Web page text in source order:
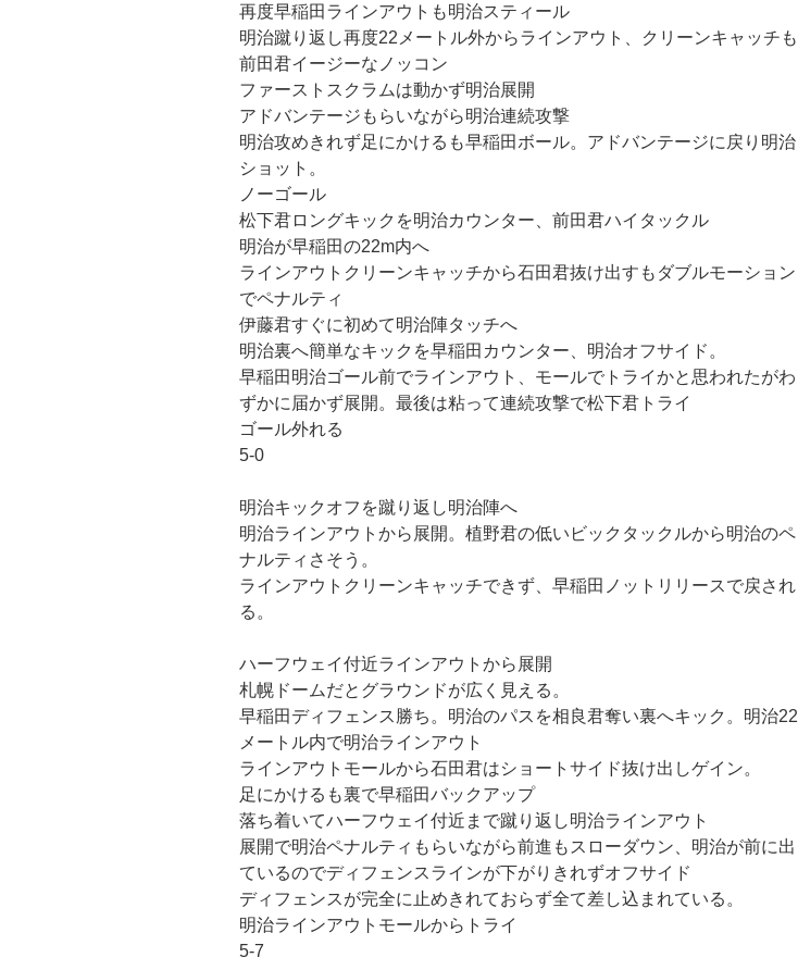
再度早稲田ラインアウトも明治スティール
明治蹴り返し再度22メートル外からラインアウト、クリーンキャッチも
前田君イージーなノッコン
ファーストスクラムは動かず明治展開
アドバンテージもらいながら明治連続攻撃
明治攻めきれず足にかけるも早稲田ボール。アドバンテージに戻り明治
ショット。
ノーゴール
松下君ロングキックを明治カウンター、前田君ハイタックル
明治が早稲田の22m内へ
ラインアウトクリーンキャッチから石田君抜け出すもダブルモーション
でペナルティ
伊藤君すぐに初めて明治陣タッチへ
明治裏へ簡単なキックを早稲田カウンター、明治オフサイド。
早稲田明治ゴール前でラインアウト、モールでトライかと思われたがわ
ずかに届かず展開。最後は粘って連続攻撃で松下君トライ
ゴール外れる
5-0
明治キックオフを蹴り返し明治陣へ
明治ラインアウトから展開。植野君の低いビックタックルから明治のペ
ナルティさそう。
ラインアウトクリーンキャッチできず、早稲田ノットリリースで戻され
る。
ハーフウェイ付近ラインアウトから展開
札幌ドームだとグラウンドが広く見える。
早稲田ディフェンス勝ち。明治のパスを相良君奪い裏へキック。明治22
メートル内で明治ラインアウト
ラインアウトモールから石田君はショートサイド抜け出しゲイン。
足にかけるも裏で早稲田バックアップ
落ち着いてハーフウェイ付近まで蹴り返し明治ラインアウト
展開で明治ペナルティもらいながら前進もスローダウン、明治が前に出
ているのでディフェンスラインが下がりきれずオフサイド
ディフェンスが完全に止めきれておらず全て差し込まれている。
明治ラインアウトモールからトライ
5-7